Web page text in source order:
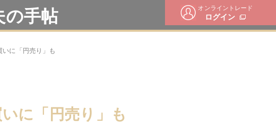
オンライントレード
ログイン
の手帖
に「円売り」も
に「円売り」も